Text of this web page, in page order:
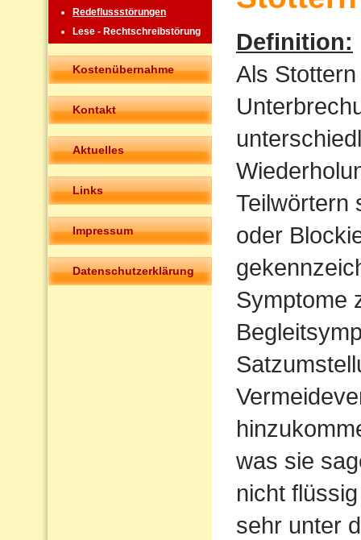
Redeflussstörungen
Lese - Rechtschreibstörung
Kostenübernahme
Kontakt
Aktuelles
Links
Impressum
Datenschutzerklärung
Definition:
Als
Teilwörtern
oder
Symptome
was sie
nicht
sehr unter